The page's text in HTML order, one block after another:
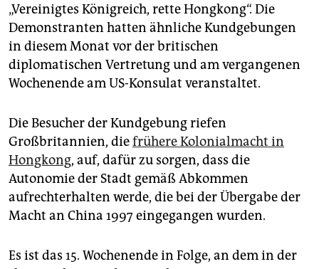
„Vereinigtes Königreich, rette Hongkong“. Die
Demonstranten hatten ähnliche Kundgebungen
in diesem Monat vor der britischen
diplomatischen Vertretung und am vergangenen
Wochenende am US-Konsulat veranstaltet.
Die Besucher der Kundgebung riefen
Großbritannien, diefrühere Kolonialmacht in
Hongkong, auf, dafür zu sorgen, dass die
Autonomie der Stadt gemäß Abkommen
aufrechterhalten werde, die bei der Übergabe der
Macht an China 1997 eingegangen wurden.
Es ist das 15. Wochenende in Folge, an dem in der